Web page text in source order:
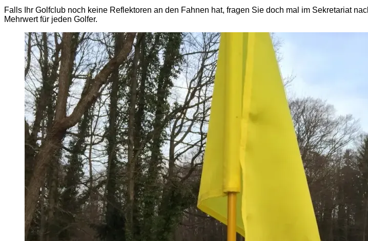
Falls Ihr Golfclub noch keine Reflektoren an den Fahnen hat, fragen Sie doch mal im Sekretariat
Mehrwert für jeden Golfer.